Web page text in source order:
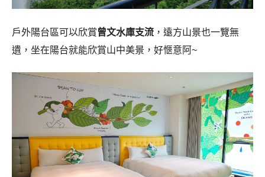
戶外陽台區可以欣賞曾文水庫支流 ，遠方山景也一覽無
遺，坐在陽台就能欣賞山中美景，好愜意阿~